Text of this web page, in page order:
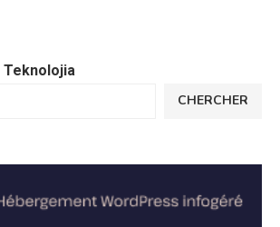
CHERCHER